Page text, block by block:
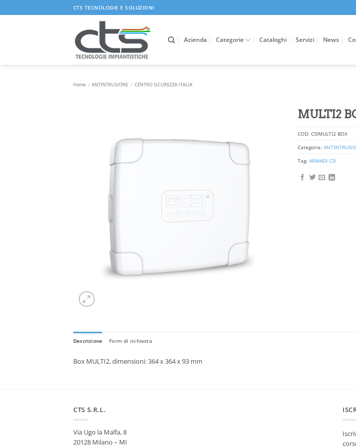
ai
CTS TECNOLOGIE E SOLUZIONI
Azienda Categorie Cataloghi Servizi News
Home / ANTINTRUSIONE / CENTRO SICUREZZA ITALIA
MULTI2
COD: CSIMULTI2 BOX
Categorie:
Tag: ARMADI CSI
Descrizione Form di richiesta
Box MULTI2, dimensioni: 364 x 364 x 93 mm
CTS S.R.L.
Via Ugo la Malfa, 8
20128 Milano – MI